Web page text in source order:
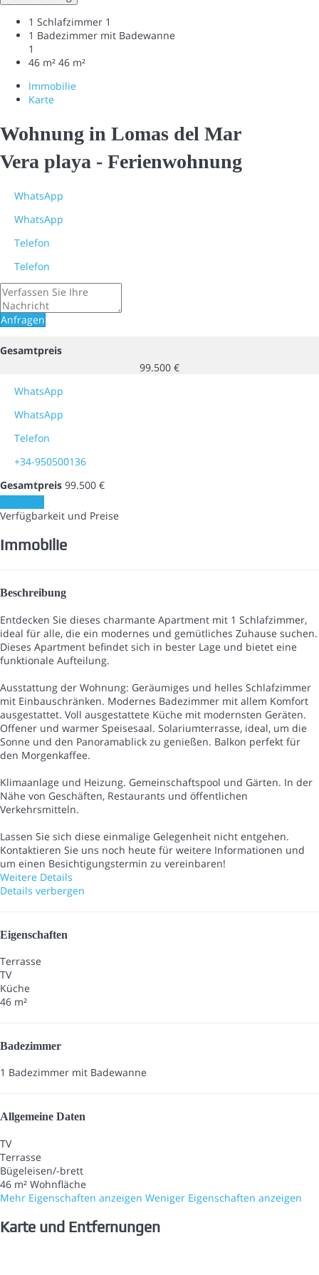
1 Schlafzimmer 1
1 Badezimmer mit Badewanne
1
46 m² 46 m²
Immobilie
Karte
Wohnung in Lomas del Mar
Vera playa - Ferienwohnung
WhatsApp
WhatsApp
Telefon
Telefon
Anfragen
Gesamtpreis
99.500 €
WhatsApp
WhatsApp
Telefon
+34-950500136
Gesamtpreis 99.500 €
Verfügbarkeit und Preise
Immobilie
Beschreibung
Entdecken Sie dieses charmante Apartment mit 1 Schlafzimmer,
ideal für alle, die ein modernes und gemütliches Zuhause suchen.
Dieses Apartment befindet sich in bester Lage und bietet eine
funktionale Aufteilung.
Ausstattung der Wohnung: Geräumiges und helles Schlafzimmer
mit Einbauschränken. Modernes Badezimmer mit allem Komfort
ausgestattet. Voll ausgestattete Küche mit modernsten Geräten.
Offener und warmer Speisesaal. Solariumterrasse, ideal, um die
Sonne und den Panoramablick zu genießen. Balkon perfekt für
den Morgenkaffee.
Klimaanlage und Heizung. Gemeinschaftspool und Gärten. In der
Nähe von Geschäften, Restaurants und öffentlichen
Verkehrsmitteln.
Lassen Sie sich diese einmalige Gelegenheit nicht entgehen.
Kontaktieren Sie uns noch heute für weitere Informationen und
um einen Besichtigungstermin zu vereinbaren!
Weitere Details
Details verbergen
Eigenschaften
Terrasse
TV
Küche
46 m²
Badezimmer
1 Badezimmer mit Badewanne
Allgemeine Daten
TV
Terrasse
Bügeleisen/-brett
46 m² Wohnfläche
Mehr Eigenschaften anzeigen Weniger Eigenschaften anzeigen
Karte und Entfernungen